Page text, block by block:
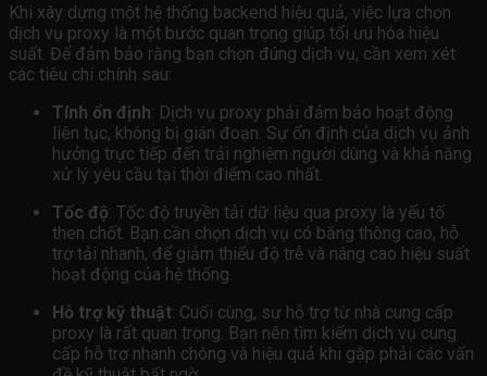
Khi xây dựng một hệ thống backend hiệu quả, việc lựa chọn
dịch vụ proxy là một bước quan trọng giúp tối ưu hóa hiệu
suất. Để đảm bảo rằng bạn chọn đúng dịch vụ, cần xem xét
các tiêu chí chính sau:
Tính ổn định: Dịch vụ proxy phải đảm bảo hoạt động
liên tục, không bị gián đoạn. Sự ổn định của dịch vụ ảnh
hưởng trực tiếp đến trải nghiệm người dùng và khả năng
xử lý yêu cầu tại thời điểm cao nhất.
Tốc độ: Tốc độ truyền tải dữ liệu qua proxy là yếu tố
then chốt. Bạn cần chọn dịch vụ có băng thông cao, hỗ
trợ tải nhanh, để giảm thiểu độ trễ và nâng cao hiệu suất
hoạt động của hệ thống.
Hỗ trợ kỹ thuật: Cuối cùng, sự hỗ trợ từ nhà cung cấp
proxy là rất quan trọng. Bạn nên tìm kiếm dịch vụ cung
cấp hỗ trợ nhanh chóng và hiệu quả khi gặp phải các vấn